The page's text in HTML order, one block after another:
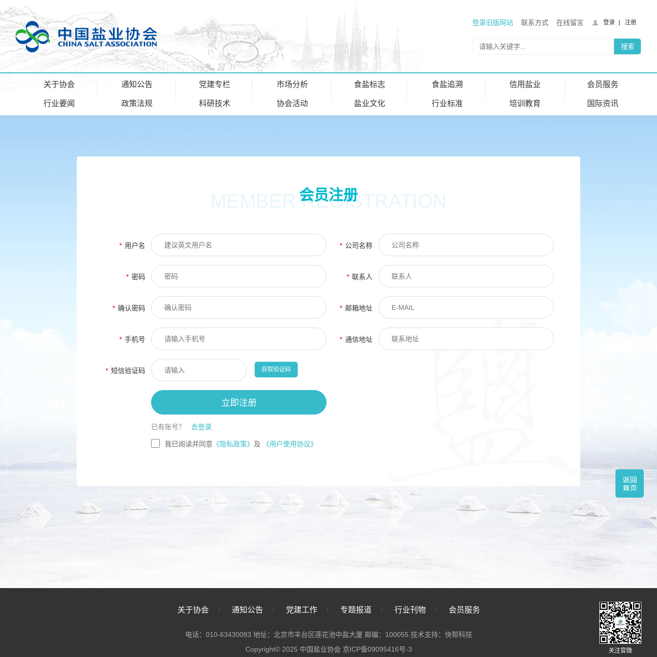
登录旧版网站 联系方式 在线留言 登录 注册
关于协会 通知公告 党建专栏 市场分析 食盐标志 食盐追溯 信用盐业 会员服务
行业要闻 政策法规 科研技术 协会活动 盐业文化 行业标准 培训教育 国际资讯
会员注册
MEMBER REGISTRATION
* 用户名 * 公司名称
* 密码 * 联系人
* 确认密码 * 邮箱地址
* 手机号 * 通信地址
* 短信验证码 获取验证码
已有账号？ 去登录
我已阅读并同意 《隐私政策》 及 《用户使用协议》
关于协会 通知公告 党建工作 专题报道 行业刊物 会员服务
电话：010-63430083 地址：北京市丰台区莲花池中盐大厦 邮编：100055 技术支持：快帮科技
Copyright© 2025 中国盐业协会 京ICP备09095416号-3 关注官微